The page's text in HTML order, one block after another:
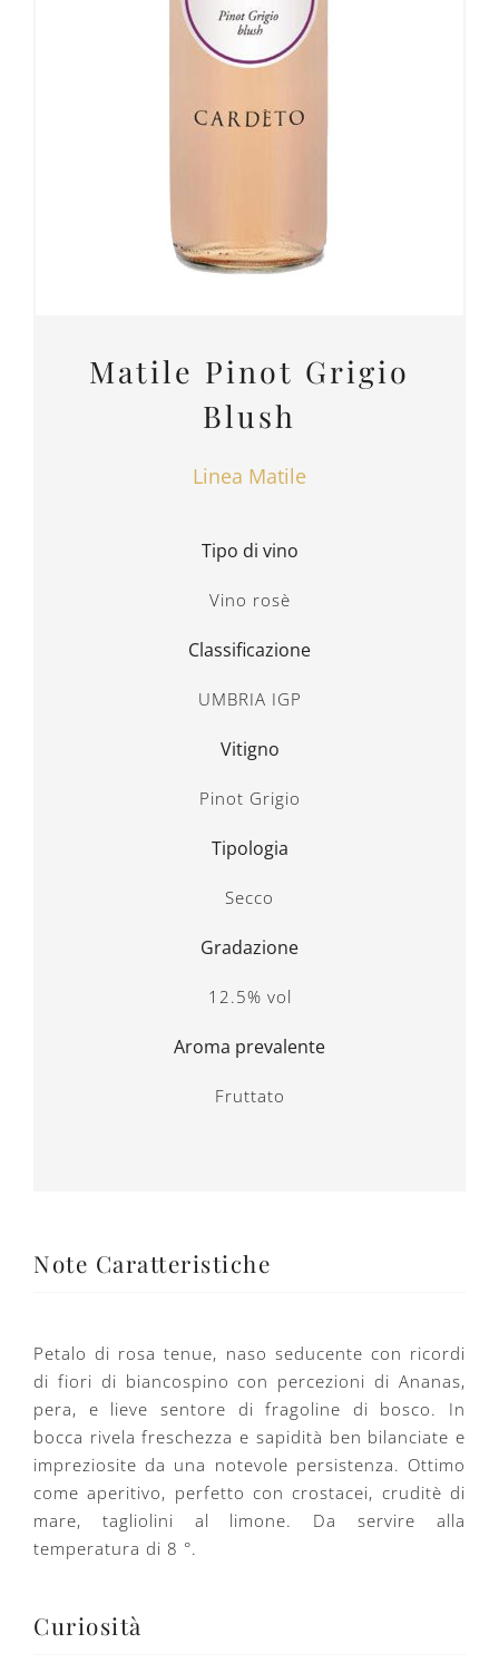
Matile Pinot Grigio
Blush
Linea Matile
Tipo di vino
Vino rosè
Classificazione
UMBRIA IGP
Vitigno
Pinot Grigio
Tipologia
Secco
Gradazione
12.5% vol
Aroma prevalente
Fruttato
Note Caratteristiche
Petalo di rosa tenue, naso seducente con ricordi
di fiori di biancospino con percezioni di Ananas,
pera, e lieve sentore di fragoline di bosco. In
bocca rivela freschezza e sapidità ben bilanciate e
impreziosite da una notevole persistenza. Ottimo
come aperitivo, perfetto con crostacei, cruditè di
mare, tagliolini al limone. Da servire alla
temperatura di 8 °.
Curiosità